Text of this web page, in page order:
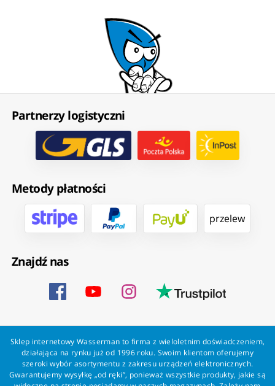
Partnerzy logistyczni
Metody płatności
przelew
Znajdź nas
Sklep internetowy Wasserman to firma z wieloletnim doświadczeniem,
działająca na rynku już od 1996 roku. Swoim klientom oferujemy
szeroki wybór asortymentu z zakresu urządzeń elektronicznych.
Gwarantujemy wysyłkę „od ręki”, ponieważ wszystkie produkty, jakie są